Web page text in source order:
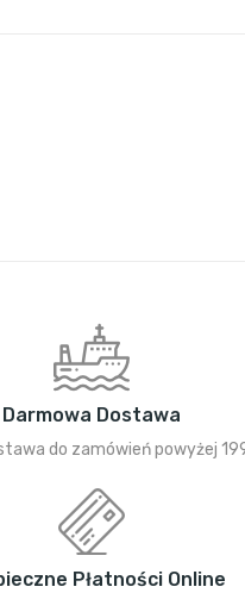
Darmowa Dostawa
do zamówień powyżej
Płatności Online